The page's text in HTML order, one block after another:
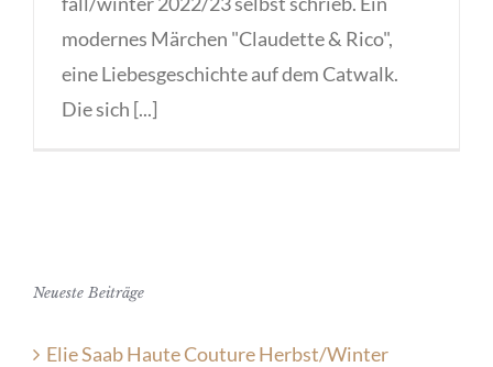
modernes Märchen "Claudette & Rico",
eine Liebesgeschichte auf dem Catwalk.
Die sich [...]
Neueste Beiträge
Elie Saab Haute Couture Herbst/Winter